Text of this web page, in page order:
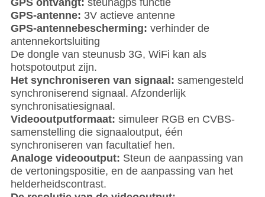
GPS ontvangt: steunagps functie
GPS-antenne: 3V actieve antenne
GPS-antennebescherming: verhinder de
antennekortsluiting
De dongle van steunusb 3G, WiFi kan als
hotspotoutput zijn.
Het synchroniseren van signaal: samengesteld
synchroniserend signaal. Afzonderlijk
synchronisatiesignaal.
Videooutputformaat: simuleer RGB en CVBS-
samenstelling die signaaloutput, één
synchroniseren van facultatief hen.
Analoge videooutput: Steun de aanpassing van
de vertoningspositie, en de aanpassing van het
helderheidscontrast.